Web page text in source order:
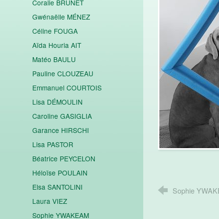
Coralie BRUNET
Gwénaëlle MÉNEZ
Céline FOUGA
Aïda Houria AIT
Matéo BAULU
Pauline CLOUZEAU
Emmanuel COURTOIS
Lisa DÉMOULIN
Caroline GASIGLIA
Garance HIRSCHI
Lisa PASTOR
Béatrice PEYCELON
Héloïse POULAIN
Elsa SANTOLINI
Laura VIEZ
Sophie YWAKEAM
Sophie